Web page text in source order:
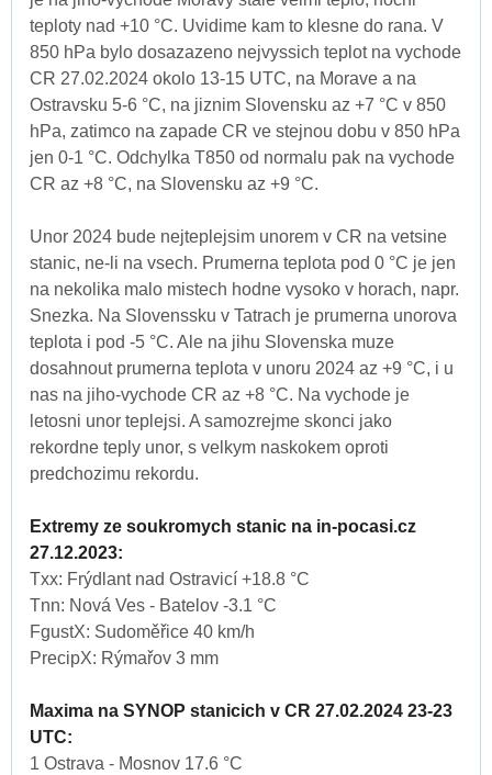
teploty nad +10 °C. Uvidime kam to klesne do rana. V
850 hPa bylo dosazazeno nejvyssich teplot na vychode
CR 27.02.2024 okolo 13-15 UTC, na Morave a na
Ostravsku 5-6 °C, na jiznim Slovensku az +7 °C v 850
hPa, zatimco na zapade CR ve stejnou dobu v 850 hPa
jen 0-1 °C. Odchylka T850 od normalu pak na vychode
CR az +8 °C, na Slovensku az +9 °C.
Unor 2024 bude nejteplejsim unorem v CR na vetsine
stanic, ne-li na vsech. Prumerna teplota pod 0 °C je jen
na nekolika malo mistech hodne vysoko v horach, napr.
Snezka. Na Slovenssku v Tatrach je prumerna unorova
teplota i pod -5 °C. Ale na jihu Slovenska muze
dosahnout prumerna teplota v unoru 2024 az +9 °C, i u
nas na jiho-vychode CR az +8 °C. Na vychode je
letosni unor teplejsi. A samozrejme skonci jako
rekordne teply unor, s velkym naskokem oproti
predchozimu rekordu.
Extremy ze soukromych stanic na in-pocasi.cz
27.12.2023:
Txx: Frýdlant nad Ostravicí +18.8 °C
Tnn: Nová Ves - Batelov -3.1 °C
FgustX: Sudoměřice 40 km/h
PrecipX: Rýmařov 3 mm
Maxima na SYNOP stanicich v CR 27.02.2024 23-23
UTC:
1 Ostrava - Mosnov 17.6 °C